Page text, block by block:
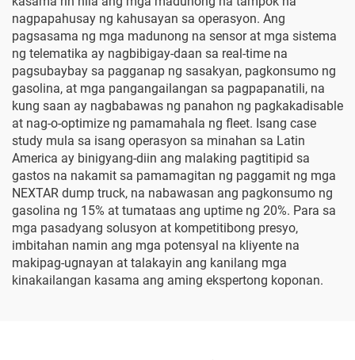
nagpapahusay ng kahusayan sa operasyon. Ang
pagsasama ng mga madunong na sensor at mga sistema
ng telematika ay nagbibigay-daan sa real-time na
pagsubaybay sa pagganap ng sasakyan, pagkonsumo ng
gasolina, at mga pangangailangan sa pagpapanatili, na
kung saan ay nagbabawas ng panahon ng pagkakadisable
at nag-o-optimize ng pamamahala ng fleet. Isang case
study mula sa isang operasyon sa minahan sa Latin
America ay binigyang-diin ang malaking pagtitipid sa
gastos na nakamit sa pamamagitan ng paggamit ng mga
NEXTAR dump truck, na nabawasan ang pagkonsumo ng
gasolina ng 15% at tumataas ang uptime ng 20%. Para sa
mga pasadyang solusyon at kompetitibong presyo,
imbitahan namin ang mga potensyal na kliyente na
makipag-ugnayan at talakayin ang kanilang mga
kinakailangan kasama ang aming ekspertong koponan.